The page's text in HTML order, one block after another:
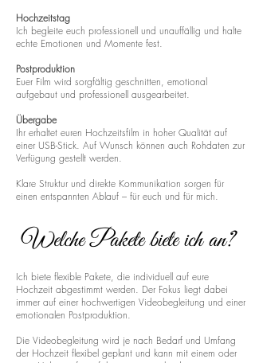
Hochzeitstag
Ich begleite euch professionell und unauffällig und halte
echte Emotionen und Momente fest.
Postproduktion
Euer Film wird sorgfältig geschnitten, emotional
aufgebaut und professionell ausgearbeitet.
Übergabe
Ihr erhaltet euren Hochzeitsfilm in hoher Qualität auf
einer USB-Stick. Auf Wunsch können auch Rohdaten zur
Verfügung gestellt werden.
Klare Struktur und direkte Kommunikation sorgen für
einen entspannten Ablauf – für euch und für mich.
Welche Pakete biete ich an?
Ich biete flexible Pakete, die individuell auf eure
Hochzeit abgestimmt werden. Der Fokus liegt dabei
immer auf einer hochwertigen Videobegleitung und einer
emotionalen Postproduktion.
Die Videobegleitung wird je nach Bedarf und Umfang
der Hochzeit flexibel geplant und kann mit einem oder